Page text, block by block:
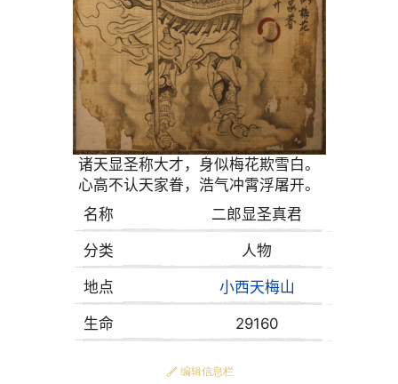
诸天显圣称大才，身似梅花欺雪白。
心高不认天家眷，浩气冲霄浮屠开。
名称
二郎显圣真君
分类 人物
地点 小西天梅山
生命 29160
编辑信息栏